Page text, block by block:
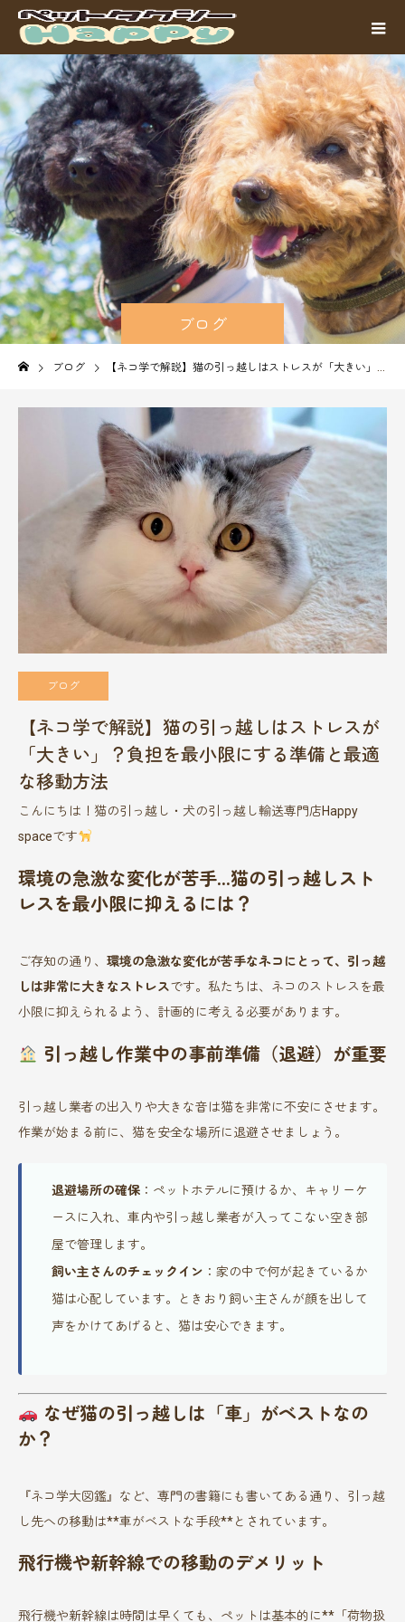
ブログ
ブログ 【ネコ学で解説】猫の引っ越しはストレスが「大きい」？負担を最小限にする準備と最適な移動方法
ブログ
【ネコ学で解説】猫の引っ越しはストレスが
「大きい」？負担を最小限にする準備と最適
な移動方法
こんにちは！猫の引っ越し・犬の引っ越し輸送専門店Happy
spaceです
環境の急激な変化が苦手…猫の引っ越しスト
レスを最小限に抑えるには？
ご存知の通り、 環境の急激な変化が苦手なネコにとって、引っ越
しは非常に大きなストレスです。私たちは、ネコのストレスを最
小限に抑えられるよう、計画的に考える必要があります。
引っ越し作業中の事前準備（退避）が重要
引っ越し業者の出入りや大きな音は猫を非常に不安にさせます。
作業が始まる前に、猫を安全な場所に退避させましょう。
退避場所の確保 ：ペットホテルに預けるか、キャリーケ
ースに入れ、車内や引っ越し業者が入ってこない空き部
屋で管理します。
飼い主さんのチェックイン ：家の中で何が起きているか
猫は心配しています。ときおり飼い主さんが顔を出して
声をかけてあげると、猫は安心できます。
なぜ猫の引っ越しは「車」がベストなの
か？
『ネコ学大図鑑』など、専門の書籍にも書いてある通り、引っ越
し先への移動は**車がベストな手段**とされています。
飛行機や新幹線での移動のデメリット
飛行機や新幹線は時間は早くても、ペットは基本的に**「荷物扱